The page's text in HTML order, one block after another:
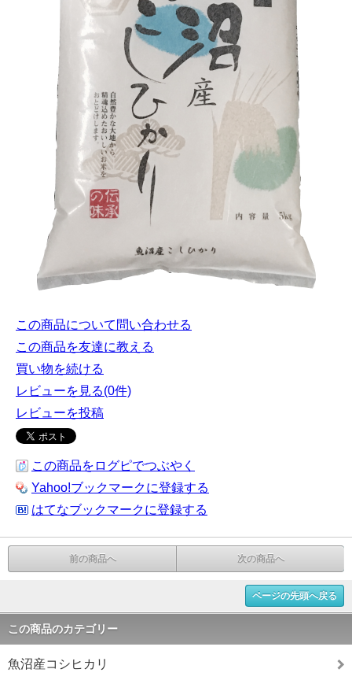
この商品について問い合わせる
この商品を友達に教える
買い物を続ける
レビューを見る(0件)
レビューを投稿
この商品をログピでつぶやく
Yahoo!ブックマークに登録する
はてなブックマークに登録する
前の商品へ 次の商品へ
ページの先頭へ戻る
この商品のカテゴリー
魚沼産コシヒカリ